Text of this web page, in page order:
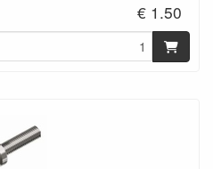
€ 1.50